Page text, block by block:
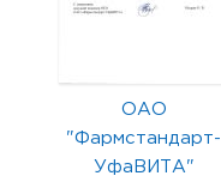
ОАО
"Фармстандарт-
УфаВИТА"